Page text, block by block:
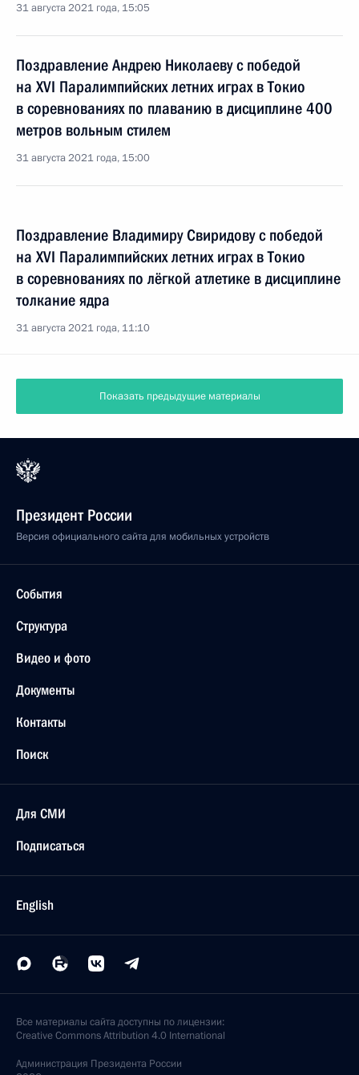
31 августа 2021 года, 15:05
Поздравление Андрею Николаеву с победой
на XVI Паралимпийских летних играх в Токио
в соревнованиях по плаванию в дисциплине 400
метров вольным стилем
31 августа 2021 года, 15:00
Поздравление Владимиру Свиридову с победой
на XVI Паралимпийских летних играх в Токио
в соревнованиях по лёгкой атлетике в дисциплине
толкание ядра
31 августа 2021 года, 11:10
Показать предыдущие материалы
Президент России
Версия официального сайта для мобильных устройств
События
Структура
Видео и фото
Документы
Контакты
Поиск
Для СМИ
Подписаться
English
Все материалы сайта доступны по лицензии:
Creative Commons Attribution 4.0 International
Администрация Президента России